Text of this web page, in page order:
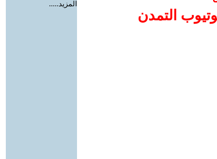
التمدن
المزيد.....